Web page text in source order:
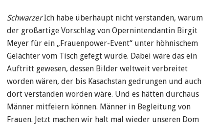
SchwarzerIch habe überhaupt nicht verstanden, warum
der großartige Vorschlag von Opernintendantin Birgit
Meyer für ein „Frauenpower-Event“ unter höhnischem
Gelächter vom Tisch gefegt wurde. Dabei wäre das ein
Auftritt gewesen, dessen Bilder weltweit verbreitet
worden wären, der bis Kasachstan gedrungen und auch
dort verstanden worden wäre. Und es hätten durchaus
Männer mitfeiern können. Männer in Begleitung von
Frauen. Jetzt machen wir halt mal wieder unseren Dom